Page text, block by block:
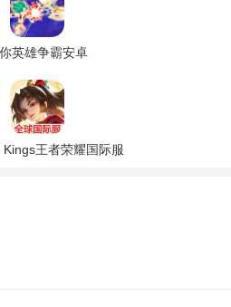
英雄争霸安卓
王者荣耀国际服